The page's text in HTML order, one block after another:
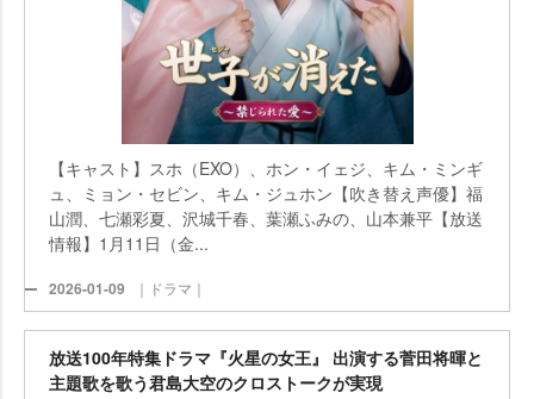
【キャスト】スホ（EXO）、ホン・イェジ、キム・ミンギ
ュ、ミョン・セビン、キム・ジュホン【吹き替え声優】福
山潤、七瀬彩夏、沢城千春、葉瀬ふみの、山本兼平【放送
情報】1月11日（金...
2026-01-09 ｜ドラマ｜
放送100年特集ドラマ『火星の女王』 出演する菅田将暉と
主題歌を歌う君島大空のクロストークが実現